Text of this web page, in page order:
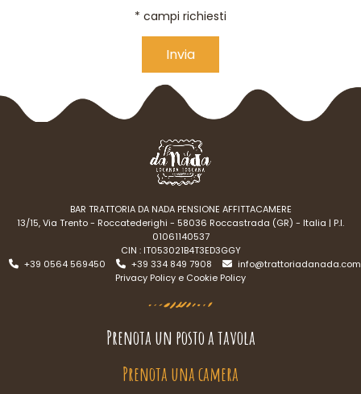
* campi richiesti
BAR TRATTORIA DA NADA PENSIONE AFFITTACAMERE
13/15, Via Trento - Roccatederighi - 58036 Roccastrada (GR) - Italia | P.I.
01061140537
CIN : IT053021B4T3ED3GGY
+39 0564 569450
+39 334 849 7908
info@trattoriadanada.com
Privacy Policy e Cookie Policy
Prenota un posto a tavola
Prenota una camera